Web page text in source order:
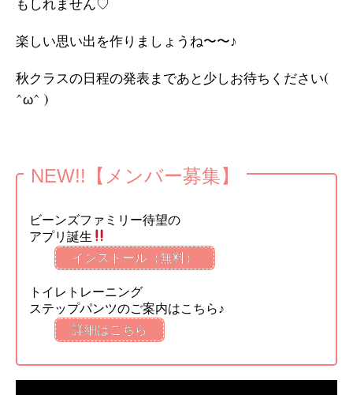
もしれません♡
楽しい思い出を作りましょうね〜〜♪
秋クラスの日程の発表まであと少しお待ちください(
^ω^ )
NEW!!【メンバー募集】
ビーンズファミリー待望の
アプリ誕生
インストール（無料）
トイレトレーニング
ステップパンツのご案内はこちら♪
詳細はこちら